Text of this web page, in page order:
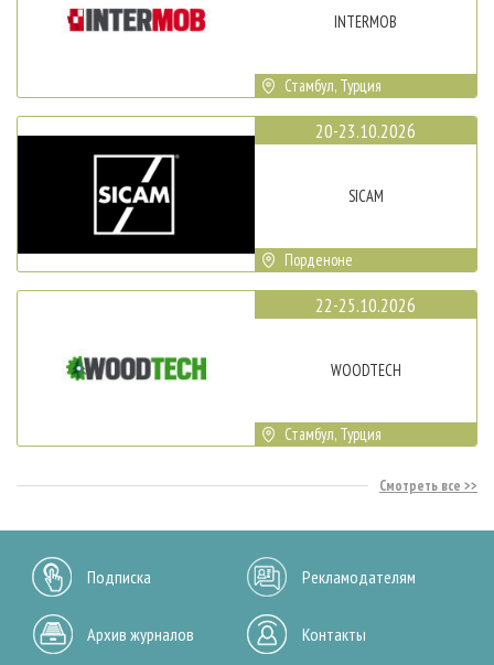
INTERMOB
Стамбул, Турция
20-23.10.2026
SICAM
Порденоне
22-25.10.2026
WOODTECH
Стамбул, Турция
Смотреть все
Подписка Рекламодателям
Архив журналов Контакты